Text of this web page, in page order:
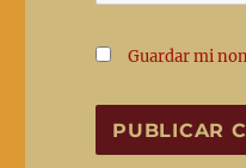
Guardar mi